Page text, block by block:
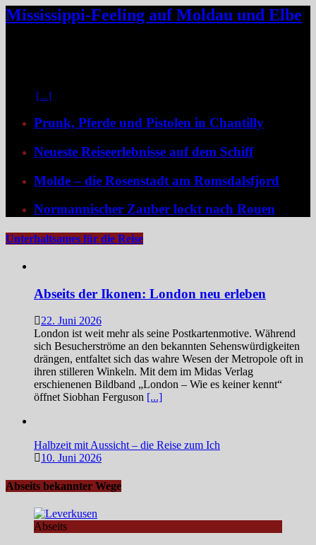
Mississippi-Feeling auf Moldau und Elbe
[...]
Prunk, Pferde und Pistolen in Chantilly
Neueste Reiseerlebnisse auf dem Schiff
Molde – die Rosenstadt am Romsdalsfjord
Normannischer Zauber lockt nach Rouen
Unterhaltsames für die Reise
Abseits der Ikonen: London neu erleben
22. Juni 2026
London ist weit mehr als seine Postkartenmotive. Während
sich Besucherströme an den bekannten Sehenswürdigkeiten
drängen, entfaltet sich das wahre Wesen der Metropole oft in
ihren stilleren Winkeln. Mit dem im Midas Verlag
erschienenen Bildband „London – Wie es keiner kennt“
öffnet Siobhan Ferguson [...]
Halbzeit mit Aussicht – die Reise zum Ich
10. Juni 2026
Abseits bekannter Wege
Abseits